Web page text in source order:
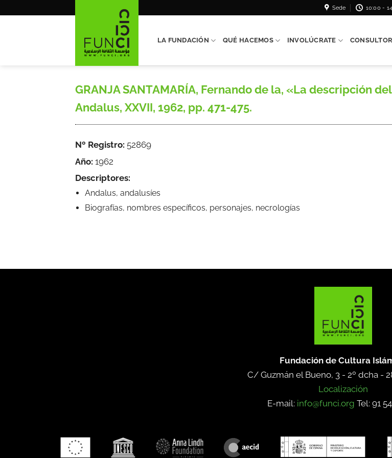
Sede 10:00 -
LA FUNDACIÓN QUÉ HACEMOS INVOLÚCRATE
GRANJA SANTAMARÍA, Fernando de la, «La descripción
Andalus, XXVII, 1962, pp. 471-475.
Nº Registro: 52869
Año: 1962
Descriptores:
Andalus, andalusíes
Biografías, nombres específicos, personajes, necrologías
Fundación de Cultura
C/ Guzmán el Bueno, 3 - 2º dcha -
Localización
E-mail: info@funci.org Tel: 91